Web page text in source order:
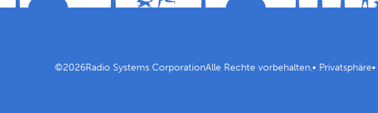
©2026Radio Systems CorporationAlle Rechte vorbehalten.• Privatsphäre•